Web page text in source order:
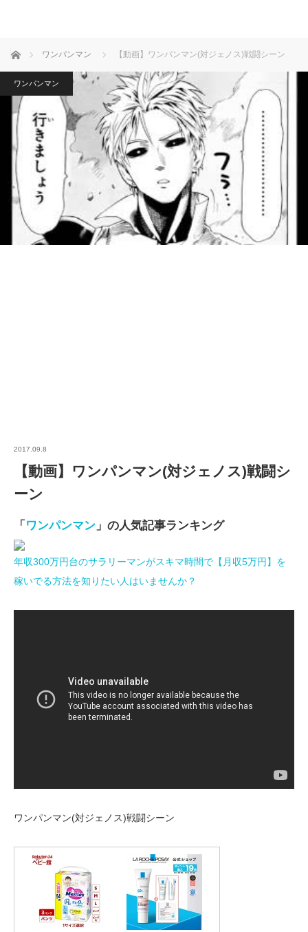
ホーム ワンパンマン 【動画】ワンパンマン(対ジェノス)戦闘シーン
ワンパンマン
2017.09.8
【動画】ワンパンマン(対ジェノス)戦闘シ
ーン
「 ワンパンマン 」の人気記事ランキング
年収300万円台のサラリーマンがスキマ時間で【月収5万円】を
稼いでる方法を知りたい人はいませんか？
ワンパンマン(対ジェノス)戦闘シーン